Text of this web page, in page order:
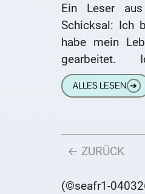
Ein Leser
Schicksal: Ich
habe mein
ALLES LESEN ➔
← ZURÜCK
(©seafr1-